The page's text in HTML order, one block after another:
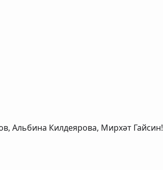
Альбина Килдеярова, Мирхәт Гайсин!